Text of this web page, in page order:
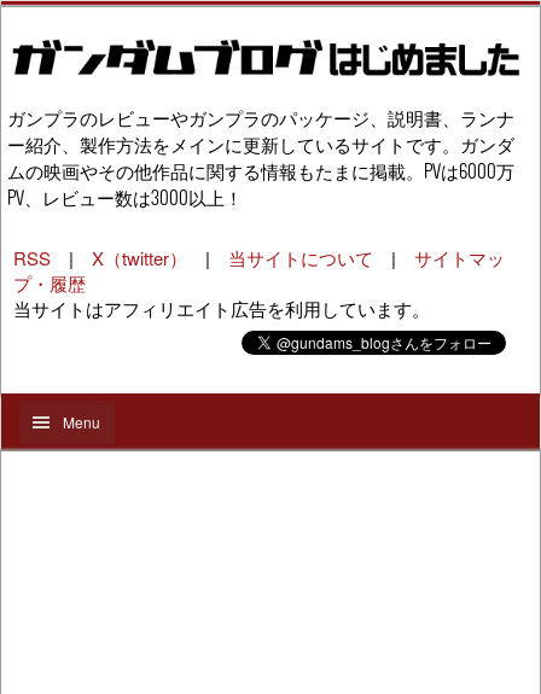
ガンプラのレビューやガンプラのパッケージ、説明書、ランナ
ー紹介、製作方法をメインに更新しているサイトです。ガンダ
ムの映画やその他作品に関する情報もたまに掲載。PVは6000万
PV、レビュー数は3000以上！
RSS | X（twitter） | 当サイトについて | サイトマッ
プ・履歴
当サイトはアフィリエイト広告を利用しています。
Menu